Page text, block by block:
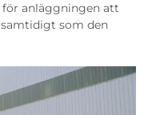
anläggningen att
som den